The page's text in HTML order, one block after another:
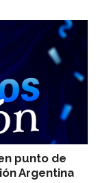
punto de
Argentina